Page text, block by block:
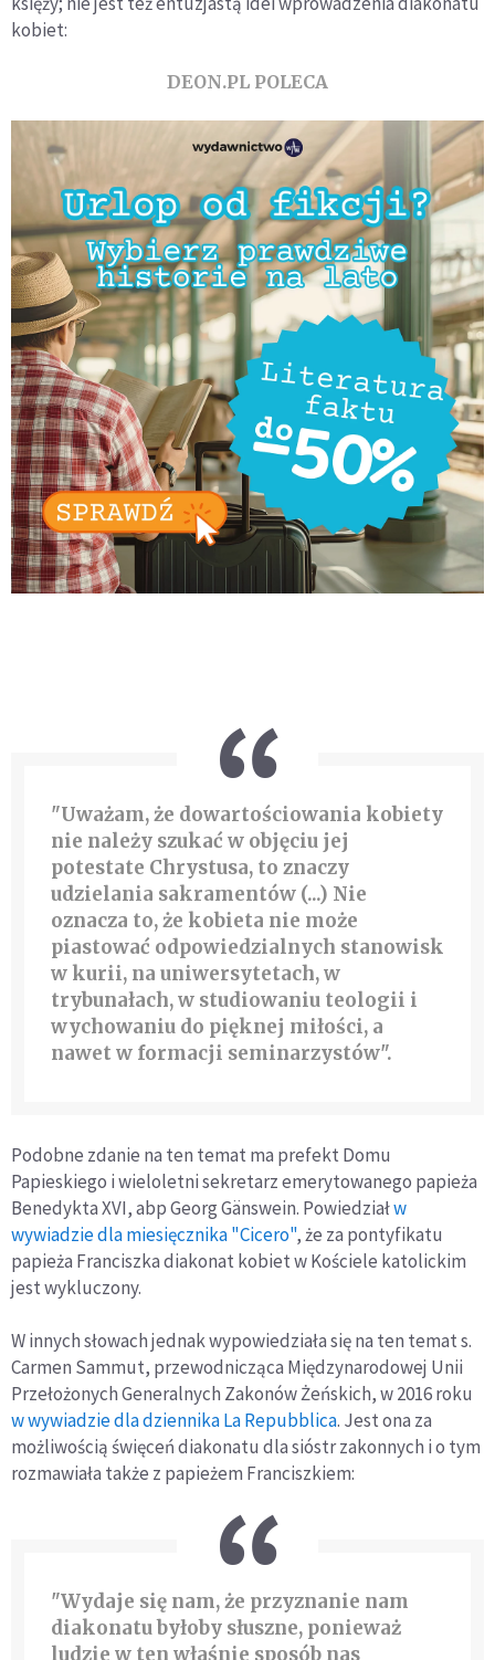
kobiet:
DEON.PL POLECA
"Uważam, że dowartościowania kobiety
nie należy szukać w objęciu jej
potestate Chrystusa, to znaczy
udzielania sakramentów (...) Nie
oznacza to, że kobieta nie może
piastować odpowiedzialnych stanowisk
w kurii, na uniwersytetach, w
trybunałach, w studiowaniu teologii i
wychowaniu do pięknej miłości, a
nawet w formacji seminarzystów".
Podobne zdanie na ten temat ma prefekt Domu
Papieskiego i wieloletni sekretarz emerytowanego papieża
Benedykta XVI, abp Georg Gänswein. Powiedziałw
wywiadzie dla miesięcznika "Cicero", że za pontyfikatu
papieża Franciszka diakonat kobiet w Kościele katolickim
jest wykluczony.
W innych słowach jednak wypowiedziała się na ten temat s.
Carmen Sammut, przewodnicząca Międzynarodowej Unii
Przełożonych Generalnych Zakonów Żeńskich, w 2016 roku
w wywiadzie dla dziennika La Repubblica. Jest ona za
możliwością święceń diakonatu dla sióstr zakonnych i o tym
rozmawiała także z papieżem Franciszkiem:
"Wydaje się nam, że przyznanie nam
diakonatu byłoby słuszne, ponieważ
ludzie w ten właśnie sposób nas